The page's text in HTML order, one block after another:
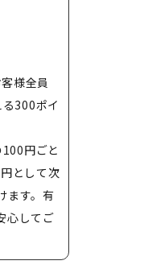
様全員
300ポイ
円ごと
として次
ます。有
心してご